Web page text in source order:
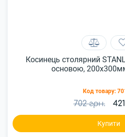
Косинець столярний
основою,
Код товару:
702 грн.
Купити